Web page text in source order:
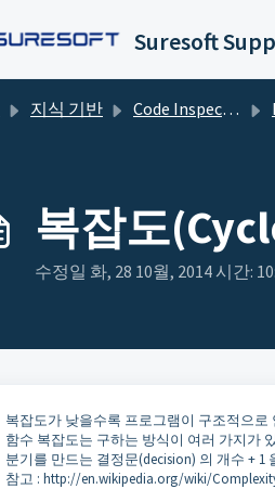
Suresoft
지식 기반 Code Inspector
복잡도
수정일 화, 28 10월, 2014 시간:
복잡도가 낮을수록 프로그램이 구조적으
함수 복잡도는 구하는 방식이 여러 가지가
분기를 만드는 결정문(decision) 의 개수 + 1
참고 : http://en.wikipedia.org/wiki/